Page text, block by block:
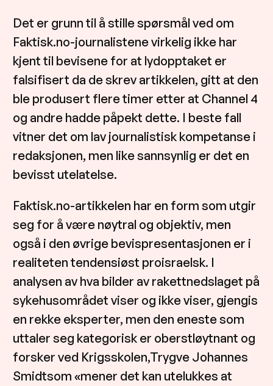
Det er grunn til å stille spørsmål ved om
Faktisk.no-journalistene virkelig ikke har
kjent til bevisene for at lydopptaket er
falsifisert da de skrev artikkelen, gitt at den
ble produsert flere timer etter at Channel 4
og andre hadde påpekt dette. I beste fall
vitner det om lav journalistisk kompetanse i
redaksjonen, men like sannsynlig er det en
bevisst utelatelse.
Faktisk.no-artikkelen har en form som utgir
seg for å være nøytral og objektiv, men
også i den øvrige bevispresentasjonen er i
realiteten tendensiøst proisraelsk. I
analysen av hva bilder av rakettnedslaget på
sykehusområdet viser og ikke viser, gjengis
en rekke eksperter, men den eneste som
uttaler seg kategorisk er oberstløytnant og
forsker ved Krigsskolen,Trygve Johannes
Smidtsom «mener det kan utelukkes at